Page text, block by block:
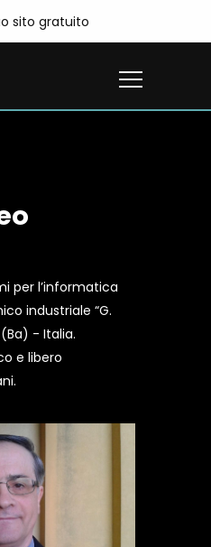
sito gratuito
per l’informatica
industriale “G.
- Italia.
e libero